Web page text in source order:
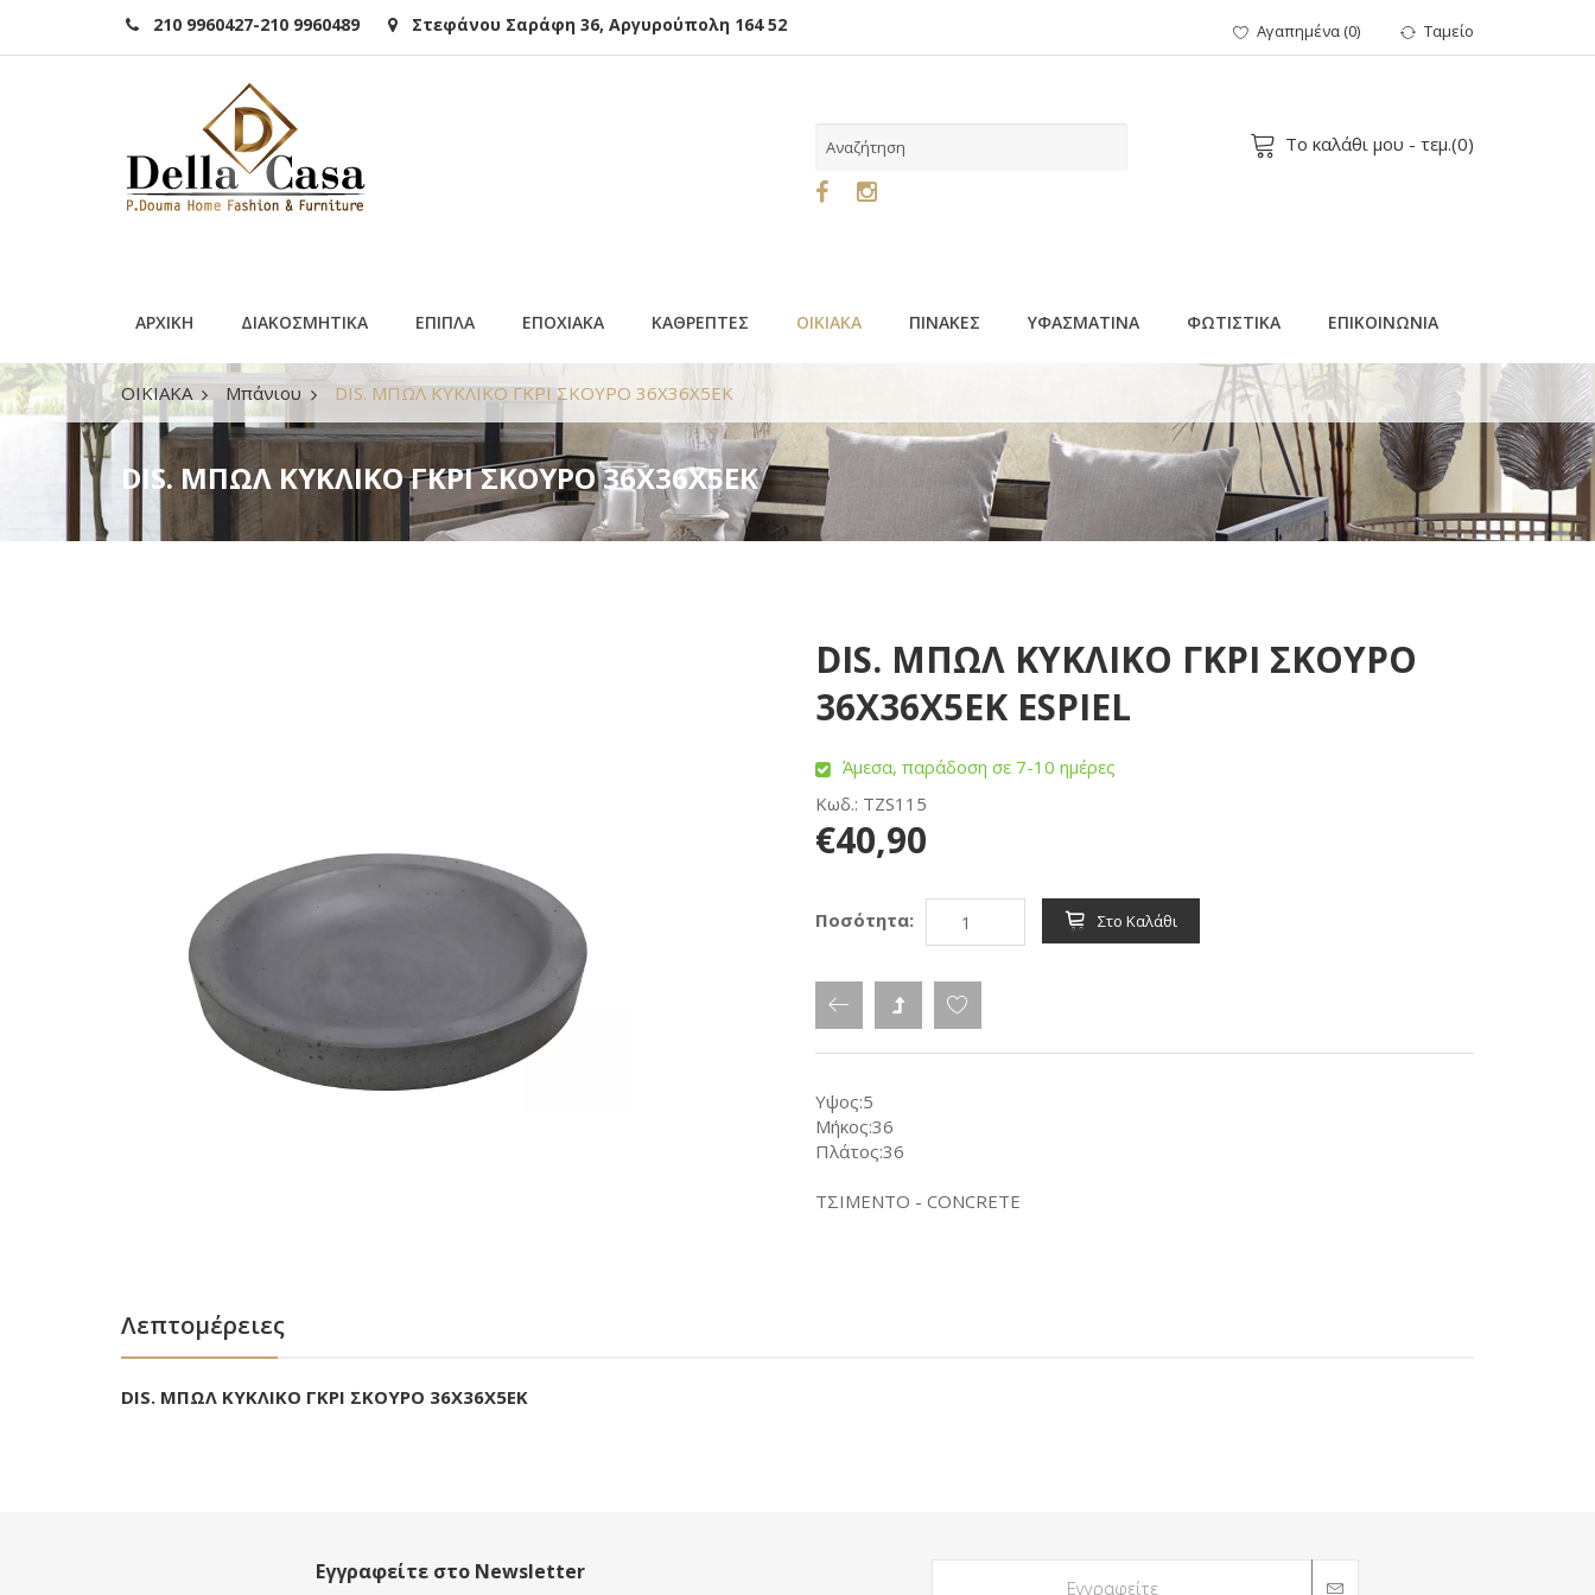
210 9960427-210 9960489 Στεφάνου Σαράφη 36, Αργυρούπολη 164 52 Αγαπημένα(0) Ταμείο
Το καλάθι μου - τεμ.(0)
ΑΡΧΙΚΗ ΔΙΑΚΟΣΜΗΤΙΚΑ ΕΠΙΠΛΑ ΕΠΟΧΙΑΚΑ ΚΑΘΡΕΠΤΕΣ ΟΙΚΙΑΚΑ ΠΙΝΑΚΕΣ ΥΦΑΣΜΑΤΙΝΑ ΦΩΤΙΣΤΙΚΑ ΕΠΙΚΟΙΝΩΝΙΑ
ΟΙΚΙΑΚΑ Μπάνιου DIS. ΜΠΩΛ ΚΥΚΛΙΚΟ ΓΚΡΙ ΣΚΟΥΡΟ 36Χ36Χ5ΕΚ
DIS. ΜΠΩΛ ΚΥΚΛΙΚΟ ΓΚΡΙ ΣΚΟΥΡΟ 36Χ36Χ5ΕΚ
DIS. ΜΠΩΛ ΚΥΚΛΙΚΟ ΓΚΡΙ ΣΚΟΥΡΟ
36Χ36Χ5ΕΚ ESPIEL
Άμεσα, παράδοση σε 7-10 ημέρες
Κωδ.: TZS115
€40,90
Ποσότητα: Στο Καλάθι
Υψος:5
Μήκος:36
Πλάτος:36
ΤΣΙΜΕΝΤΟ - CONCRETE
Λεπτομέρειες
DIS. ΜΠΩΛ ΚΥΚΛΙΚΟ ΓΚΡΙ ΣΚΟΥΡΟ 36Χ36Χ5ΕΚ
Εγγραφείτε στο Newsletter